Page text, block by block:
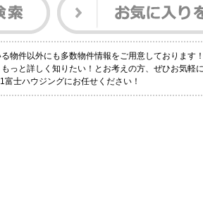
物件以外にも多数物件情報をご用意しております！
っと詳しく知りたい！とお考えの方、ぜひお気軽
士ハウジングにお任せください！